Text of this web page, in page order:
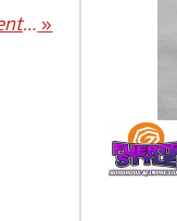
Fuerteventura presente en el VII Encuentro Regional de Islas y Municipios Promotores de la Salud »